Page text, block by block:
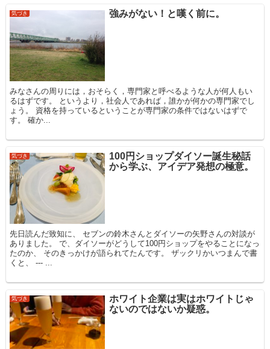
気づき 強みがない！と嘆く前に。
みなさんの周りには，おそらく，専門家と呼べるような人が何人もい
るはずです。 というより，社会人であれば，誰かが何かの専門家でし
ょう。 資格を持っているということが専門家の条件ではないはずで
す。 確か...
気づき
100円ショップダイソー誕生秘話
から学ぶ、アイデア発想の極意。
先日読んだ致知に、 セブンの鈴木さんとダイソーの矢野さんの対談が
ありました。 で、ダイソーがどうして100円ショップをやることになっ
たのか、 そのきっかけが語られてたんです。 ザックリかいつまんで書
くと、 --- ...
気づき
ホワイト企業は実はホワイトじゃ
ないのではないか疑惑。